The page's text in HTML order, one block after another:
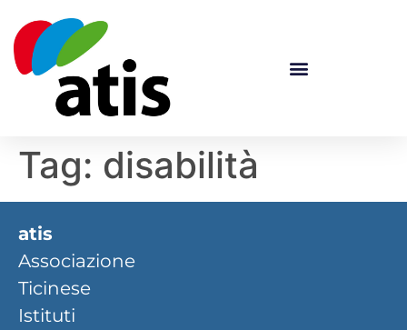
Tag: disabilità
atis
Associazione
Ticinese
Istituti